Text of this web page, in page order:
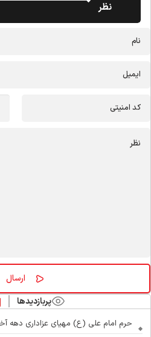
نظر
پربازدیدها
حرم امام علی (ع) مهیای عزاداری دهه